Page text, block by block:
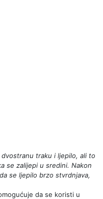
traku i ljepilo, ali to
se zalijepi u sredini. Nakon
se ljepilo brzo stvrdnjava,
da se koristi u